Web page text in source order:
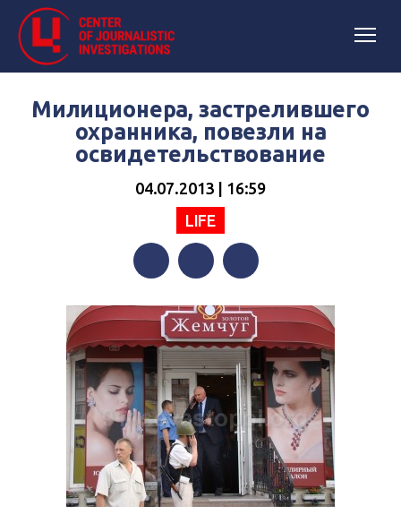
Милиционера, застрелившего
охранника, повезли на
освидетельствование
04.07.2013 | 16:59
LIFE